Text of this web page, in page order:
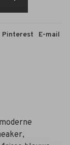
Pinterest E-mail